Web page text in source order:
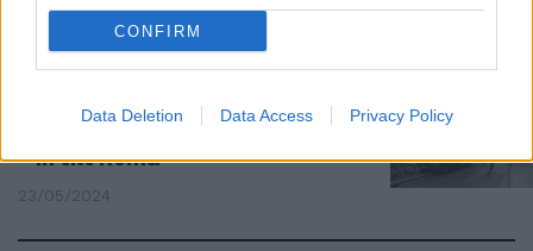
CONFIRM
Data Deletion Data Access Privacy Policy
30/05/2024
L'INCHIESTA
Poche aree, troppi mezzi.
in tilt Roma
23/05/2024